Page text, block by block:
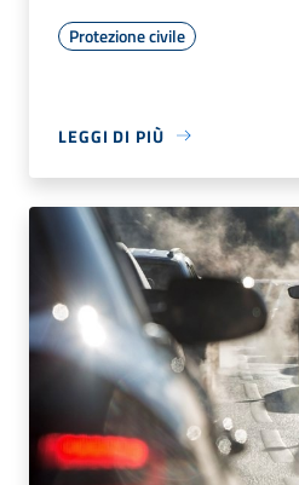
Protezione civile
LEGGI DI PIÙ